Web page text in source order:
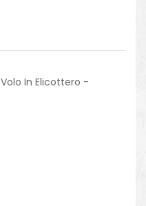
Volo In Elicottero -